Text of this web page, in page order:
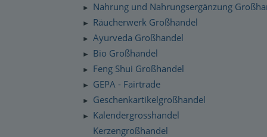
► Nahrung und Nahrungsergänzung
► Räucherwerk Großhandel
► Ayurveda Großhandel
► Bio Großhandel
► Feng Shui Großhandel
► GEPA - Fairtrade
► Geschenkartikelgroßhandel
►
Kalendergrosshandel
Kerzengroßhandel